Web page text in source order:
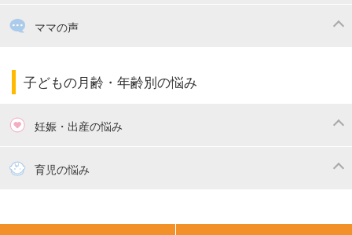
出産祝い・内祝い
住宅購入ママの声
子育てコラム
子どもの月齢・年齢別の悩み
妊娠・出産の悩み
妊活 育児の悩み